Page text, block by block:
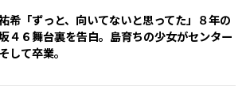
希「ずっと、向いてないと思ってた」８年の
４６舞台裏を告白。島育ちの少女がセンター
して卒業。